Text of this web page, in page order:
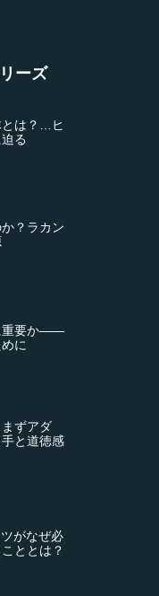
ーズ
とは？…ヒ
る
？ラカン
重要か――
に
ずアダ
と道徳感
がなぜ必
ととは？